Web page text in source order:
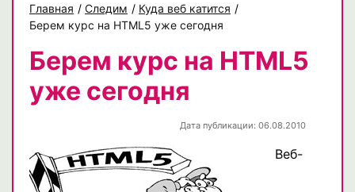
Главная / Следим / Куда веб катится /
Берем курс на HTML5 уже сегодня
Берем курс на HTML5
уже сегодня
Дата публикации: 06.08.2010
Веб-